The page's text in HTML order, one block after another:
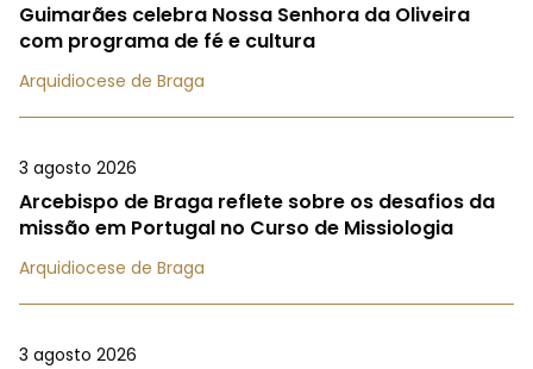
Guimarães celebra Nossa Senhora da Oliveira
com programa de fé e cultura
Arquidiocese de Braga
3 agosto 2026
Arcebispo de Braga reflete sobre os desafios da
missão em Portugal no Curso de Missiologia
Arquidiocese de Braga
3 agosto 2026